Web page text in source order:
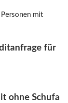
mit
für
ohne Schufa